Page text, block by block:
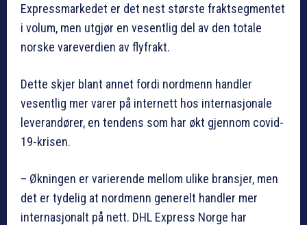
Expressmarkedet er det nest største fraktsegmentet
i volum, men utgjør en vesentlig del av den totale
norske vareverdien av flyfrakt.
Dette skjer blant annet fordi nordmenn handler
vesentlig mer varer på internett hos internasjonale
leverandører, en tendens som har økt gjennom covid-
19-krisen.
– Økningen er varierende mellom ulike bransjer, men
det er tydelig at nordmenn generelt handler mer
internasjonalt på nett. DHL Express Norge har